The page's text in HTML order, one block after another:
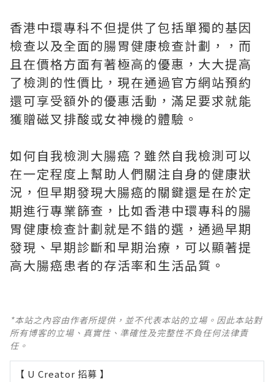
香港中環專科不但提供了包括單獨的基因
檢查以及全面的腸胃健康檢查計劃，，而
且在價格方面有著極高的優惠，大大提高
了檢測的性價比，現在通過官方網站預約
還可享受額外的優惠活動，滿足要求就能
獲贈磁叉排酸或女神機的體驗。
如何自我檢測大腸癌？雖然自我檢測可以
在一定程度上幫助人們關注自身的健康狀
況，但早期發現大腸癌的關鍵還是在於定
期進行專業篩查，比如香港中環專科的腸
胃健康檢查計劃就是不錯的選，通過早期
發現、早期診斷和早期治療，可以顯著提
高大腸癌患者的存活率和生活品質。
*本站之內容由作者所提供，並不代表本站的立場。因此本站對
所有博客的立場、真實性、準確性及完整性不負任何法律責
任。
【 U Creator 招募 】